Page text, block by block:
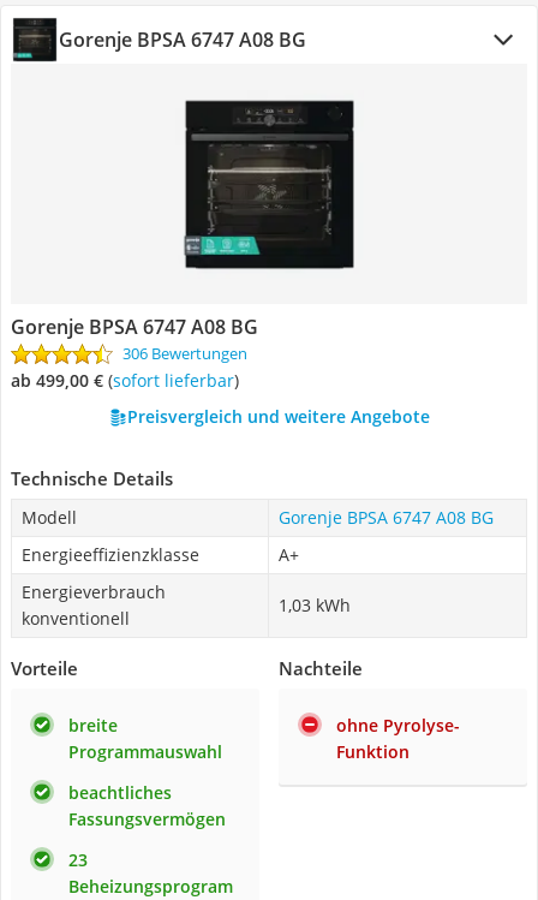
Gorenje BPSA 6747 A08 BG
Gorenje BPSA 6747 A08 BG
306 Bewertungen
ab 499,00 € ( Sofort lieferbar)
Preisvergleich und weitere Angebote
Technische Details
Modell
Gorenje BPSA 6747 A08 BG
Energieeffizienzklasse
A+
Energieverbrauch
konventionell
1,03 kWh
Vorteile
breite
Programmauswahl
beachtliches
Fassungsvermögen
23
Beheizungsprogram
Nachteile
ohne Pyrolyse-
Funktion